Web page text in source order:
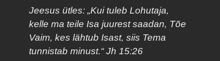
Jeesus ütles: „Kui tuleb Lohutaja,
kelle ma teile Isa juurest saadan, Tõe
Vaim, kes lähtub Isast, siis Tema
tunnistab minust.“ Jh 15:26